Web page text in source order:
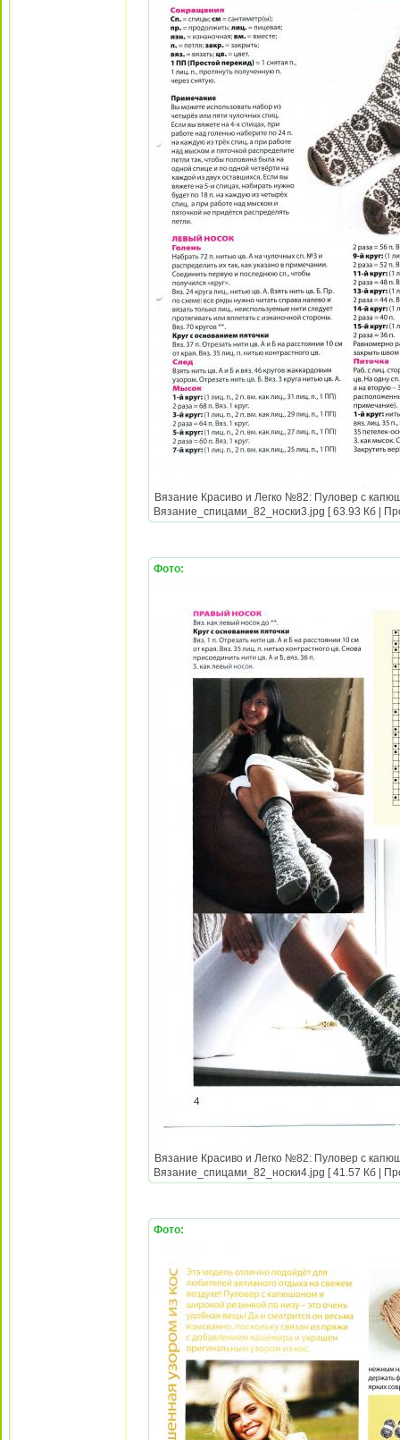
Вязание Красиво и Легко №82: Пуловер с
Вязание_спицами_82_носки3.jpg [ 63.93 Кб |
Фото:
Вязание Красиво и Легко №82: Пуловер с
Вязание_спицами_82_носки4.jpg [ 41.57 Кб |
Фото: